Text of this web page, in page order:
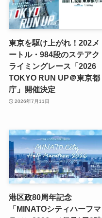
東京を駆け上がれ！202メ
ートル・984段のステアク
ライミングレース「2026
TOKYO RUN UP＠東京都
庁」開催決定
2026年7月11日
港区政80周年記念
「MINATOシティハーフマ